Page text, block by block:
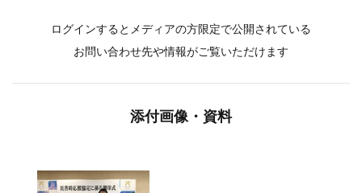
ログインするとメディアの方限定で公開されている
お問い合わせ先や情報がご覧いただけます
添付画像・資料